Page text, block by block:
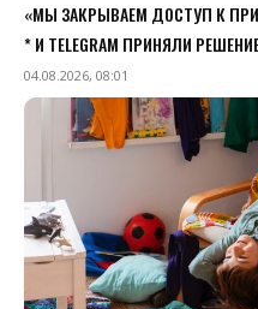
«МЫ ЗАКРЫВАЕМ ДОСТУП К
* И TELEGRAM ПРИНЯЛИ
04.08.2026, 08:01